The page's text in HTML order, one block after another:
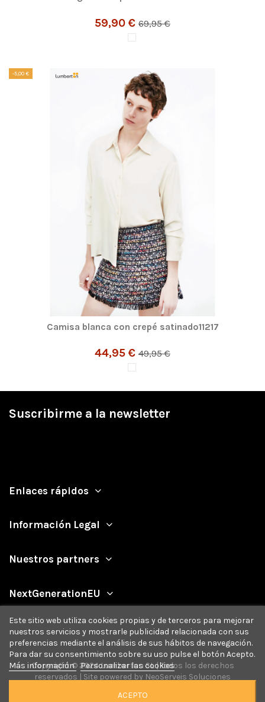
59,90 € 69,95 €
-5,00 €
Camisa blanca con crepé satinado11217
44,95 € 49,95 €
Suscribirme a la newsletter
Enlaces rápidos
Información Legal
Nuestros partners
NextGenerationEU
Este sitio web utiliza cookies propias y de terceros para mejorar
nuestros servicios y mostrarle publicidad relacionada con sus
preferencias mediante el análisis de sus hábitos de navegación.
Para dar su consentimiento sobre su uso pulse el botón Acepto.
Más información Personalizar las cookies
ACEPTO
Copyright © 2024 Lumberton SL | Todos los derechos
reservados | Site powered by NeoServeis Soluciones